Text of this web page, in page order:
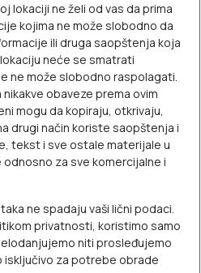
lokaciji ne želi od vas da prima
kojima ne može slobodno da
ili druga saopštenja koja
neće se smatrati
ne može slobodno raspolagati.
obaveze prema ovim
mogu da kopiraju, otkrivaju,
drugi način koriste saopštenja i
tekst i sve ostale materijale u
za sve komercijalne i
ne spadaju vaši lični podaci.
privatnosti, koristimo samo
niti prosleđujemo
isključivo za potrebe obrade